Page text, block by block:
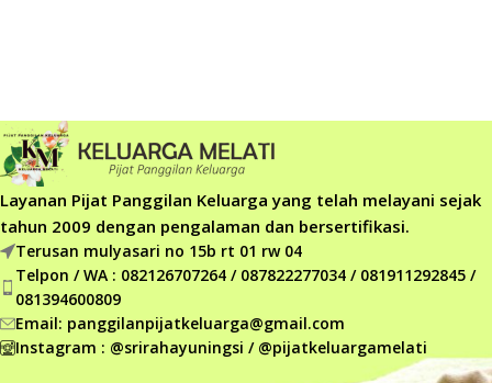
Layanan Pijat Panggilan Keluarga yang telah melayani sejak
tahun 2009 dengan pengalaman dan bersertifikasi.
Terusan mulyasari no 15b rt 01 rw 04
Telpon / WA : 082126707264 / 087822277034 / 081911292845 /
081394600809
Email: panggilanpijatkeluarga@gmail.com
Instagram : @srirahayuningsi / @pijatkeluargamelati